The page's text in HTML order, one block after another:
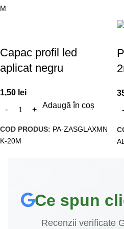
M
Capac profil led
aplicat negru
1,50 lei
Adaugă în coș
COD PRODUS: PA-ZASGLAXMN
K-20M
Ce spun
Recenzii verificate